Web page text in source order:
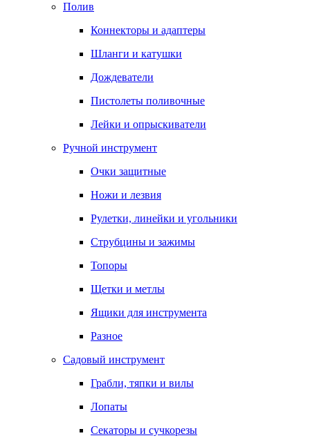
Полив
Коннекторы и адаптеры
Шланги и катушки
Дождеватели
Пистолеты поливочные
Лейки и опрыскиватели
Ручной инструмент
Очки защитные
Ножи и лезвия
Рулетки, линейки и угольники
Струбцины и зажимы
Топоры
Щетки и метлы
Ящики для инструмента
Разное
Садовый инструмент
Грабли, тяпки и вилы
Лопаты
Секаторы и сучкорезы